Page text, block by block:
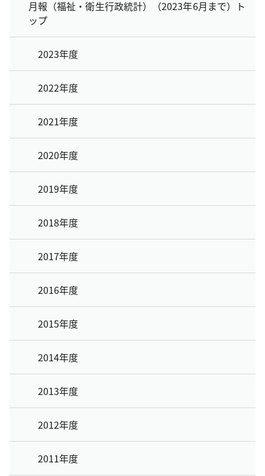
月報（福祉・衛生行政統計）（2023年6月まで）ト
ップ
2023年度
2022年度
2021年度
2020年度
2019年度
2018年度
2017年度
2016年度
2015年度
2014年度
2013年度
2012年度
2011年度